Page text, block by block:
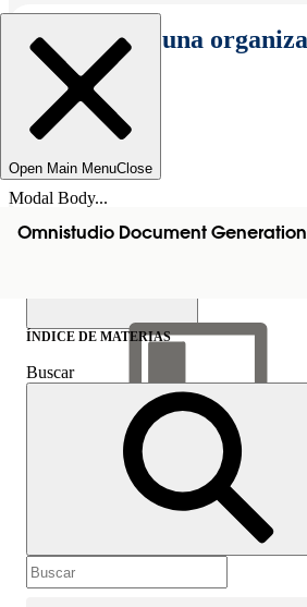
Seleccionar una
Open Main MenuClose
Modal Body...
Omnistudio Document Generation
Mostrar índice de
materias
Índice de materias
ÍNDICE DE MATERIAS
Buscar